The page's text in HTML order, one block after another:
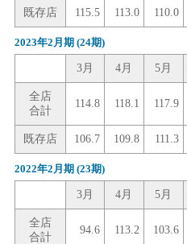
既存店 115.5 113.0 110.0
2023年2月期 (24期)
3月 4月 5月
全店
合計
114.8 118.1 117.9
既存店 106.7 109.8 111.3
2022年2月期 (23期)
3月 4月 5月
全店
合計
94.6 113.2 103.6